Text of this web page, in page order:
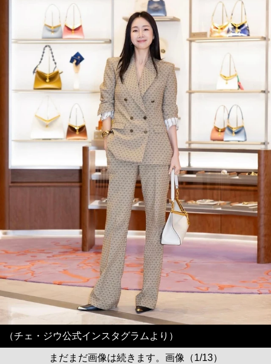
（チェ・ジウ公式インスタグラムより）
まだまだ画像は続きます。画像（1/13）